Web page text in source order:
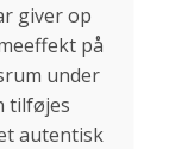
giver op
på
under
tilføjes
autentisk